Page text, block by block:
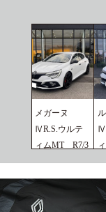
メガーヌ
ⅣR.S.ウルテ
ィムMT R7/3
2026.07.02